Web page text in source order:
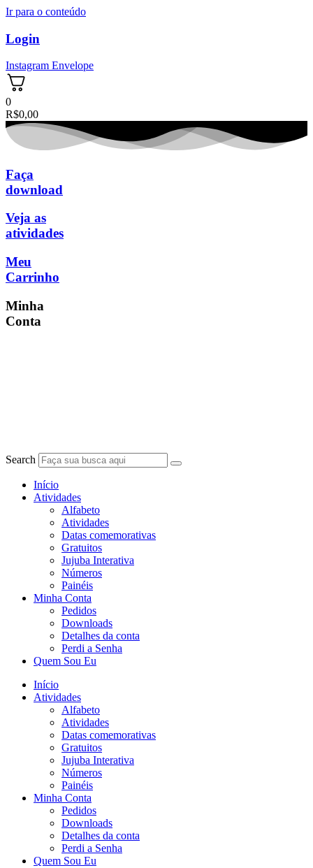
Ir para o conteúdo
Login
Instagram Envelope
0
R$0,00
Faça
download
Veja as
atividades
Meu
Carrinho
Minha
Conta
Search
Início
Atividades
Alfabeto
Atividades
Datas comemorativas
Gratuitos
Jujuba Interativa
Números
Painéis
Minha Conta
Pedidos
Downloads
Detalhes da conta
Perdi a Senha
Quem Sou Eu
Início
Atividades
Alfabeto
Atividades
Datas comemorativas
Gratuitos
Jujuba Interativa
Números
Painéis
Minha Conta
Pedidos
Downloads
Detalhes da conta
Perdi a Senha
Quem Sou Eu